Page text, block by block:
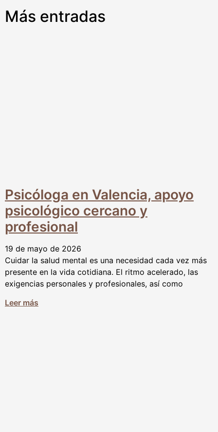
Más entradas
Psicóloga en Valencia, apoyo
psicológico cercano y
profesional
19 de mayo de 2026
Cuidar la salud mental es una necesidad cada vez más
presente en la vida cotidiana. El ritmo acelerado, las
exigencias personales y profesionales, así como
Leer más